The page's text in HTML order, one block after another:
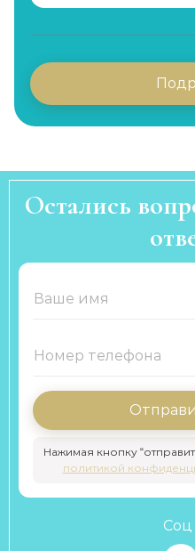
Остались
Нажимая кнопку
политикой
Соц